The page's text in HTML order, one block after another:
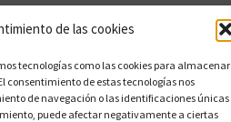
de las cookies
tecnologías como las cookies para almacenar
consentimiento de estas tecnologías nos
de navegación o las identificaciones únicas
puede afectar negativamente a ciertas